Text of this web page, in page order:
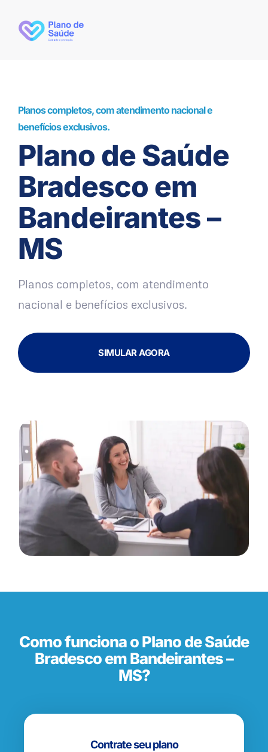
Planos completos, com atendimento nacional e
benefícios exclusivos.
Plano de Saúde
Bradesco em
Bandeirantes –
MS
Planos completos, com atendimento
nacional e benefícios exclusivos.
SIMULAR AGORA
Como funciona o Plano de Saúde
Bradesco em Bandeirantes –
MS?
Contrate seu plano